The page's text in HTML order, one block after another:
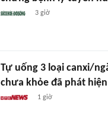
3 giờ
Tự uống 3 loại canxi/
chưa khỏe đã phát
1 giờ